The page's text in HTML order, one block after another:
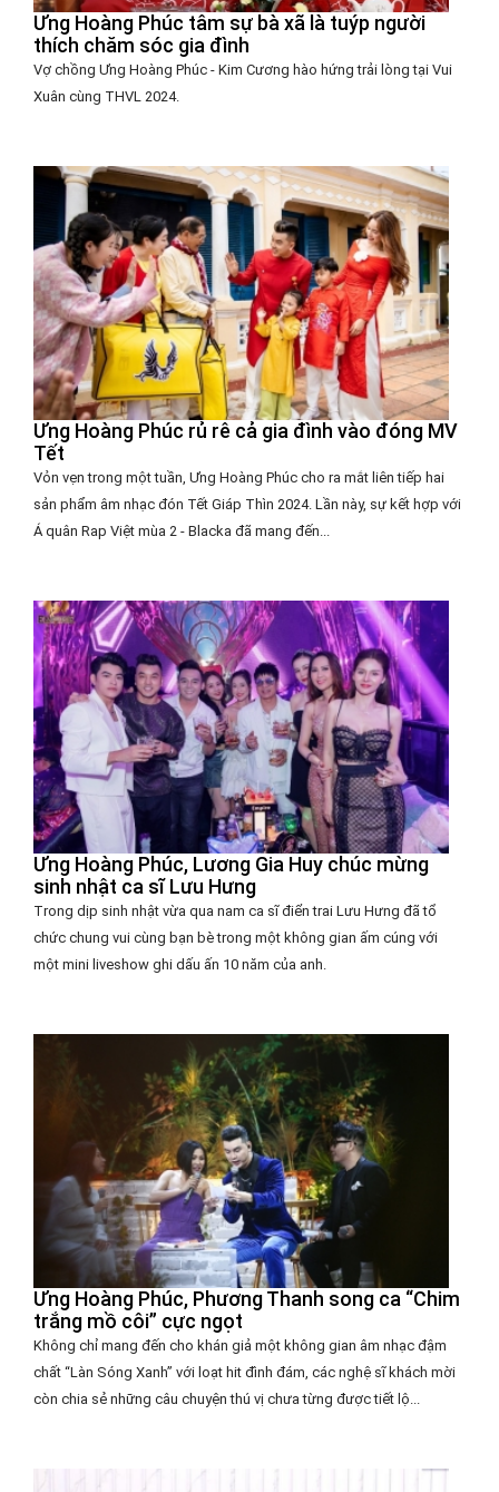
Ưng Hoàng Phúc tâm sự bà xã là tuýp người
thích chăm sóc gia đình
Vợ chồng Ưng Hoàng Phúc - Kim Cương hào hứng trải lòng tại Vui
Xuân cùng THVL 2024.
Ưng Hoàng Phúc rủ rê cả gia đình vào đóng MV
Tết
Vỏn vẹn trong một tuần, Ưng Hoàng Phúc cho ra mắt liên tiếp hai
sản phẩm âm nhạc đón Tết Giáp Thìn 2024. Lần này, sự kết hợp với
Á quân Rap Việt mùa 2 - Blacka đã mang đến...
Ưng Hoàng Phúc, Lương Gia Huy chúc mừng
sinh nhật ca sĩ Lưu Hưng
Trong dịp sinh nhật vừa qua nam ca sĩ điển trai Lưu Hưng đã tổ
chức chung vui cùng bạn bè trong một không gian ấm cúng với
một mini liveshow ghi dấu ấn 10 năm của anh.
Ưng Hoàng Phúc, Phương Thanh song ca “Chim
trắng mồ côi” cực ngọt
Không chỉ mang đến cho khán giả một không gian âm nhạc đậm
chất “Làn Sóng Xanh” với loạt hit đình đám, các nghệ sĩ khách mời
còn chia sẻ những câu chuyện thú vị chưa từng được tiết lộ...